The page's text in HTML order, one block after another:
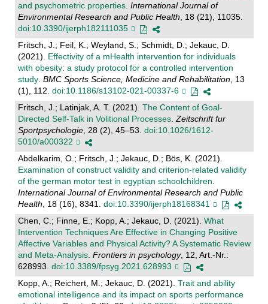
and psychometric properties. International Journal of
Environmental Research and Public Health, 18 (21), 11035.
doi:10.3390/ijerph182111035
Fritsch, J.; Feil, K.; Weyland, S.; Schmidt, D.; Jekauc, D.
(2021). Effectivity of a mHealth intervention for individuals
with obesity: a study protocol for a controlled intervention
study. BMC Sports Science, Medicine and Rehabilitation, 13
(1), 112. doi:10.1186/s13102-021-00337-6
Fritsch, J.; Latinjak, A. T. (2021). The Content of Goal-
Directed Self-Talk in Volitional Processes.Zeitschrift fur
Sportpsychologie, 28 (2), 45–53. doi:10.1026/1612-
5010/a000322
Abdelkarim, O.; Fritsch, J.; Jekauc, D.; Bös, K. (2021).
Examination of construct validity and criterion-related validity
of the german motor test in egyptian schoolchildren.
International Journal of Environmental Research and Public
Health, 18 (16), 8341. doi:10.3390/ijerph18168341
Chen, C.; Finne, E.; Kopp, A.; Jekauc, D. (2021). What
Intervention Techniques Are Effective in Changing Positive
Affective Variables and Physical Activity? A Systematic Review
and Meta-Analysis. Frontiers in psychology, 12, Art.-Nr.:
628993. doi:10.3389/fpsyg.2021.628993
Kopp, A.; Reichert, M.; Jekauc, D. (2021). Trait and ability
emotional intelligence and its impact on sports performance